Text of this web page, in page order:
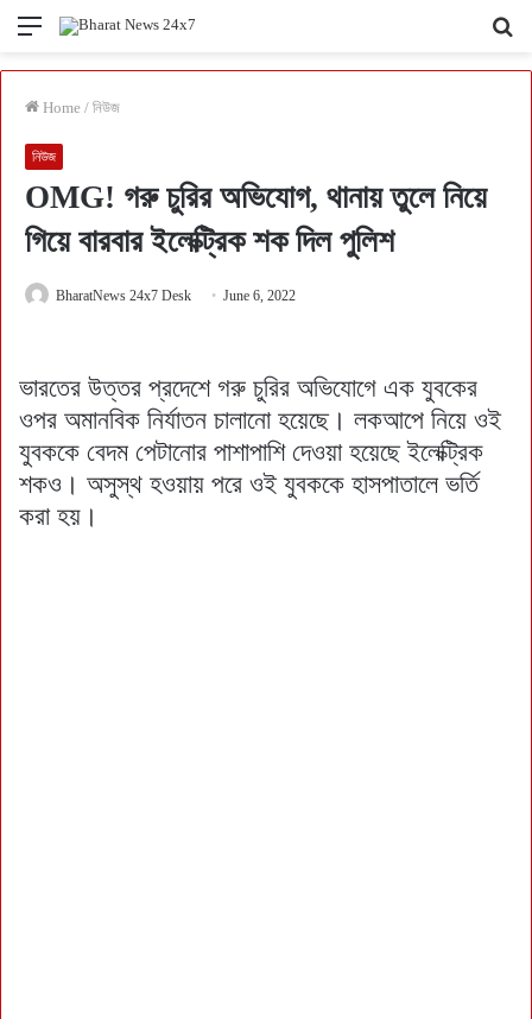
Menu
Home / নিউজ
নিউজ
OMG! গরু চুরির অভিযোগ, থানায় তুলে নিয়ে
গিয়ে বারবার ইলেক্ট্রিক শক দিল পুলিশ
BharatNews 24x7 Desk June 6, 2022
ভারতের উত্তর প্রদেশে গরু চুরির অভিযোগে এক যুবকের
ওপর অমানবিক নির্যাতন চালানো হয়েছে। লকআপে নিয়ে ওই
যুবককে বেদম পেটানোর পাশাপাশি দেওয়া হয়েছে ইলেক্ট্রিক
শকও। অসুস্থ হওয়ায় পরে ওই যুবককে হাসপাতালে ভর্তি
করা হয়।